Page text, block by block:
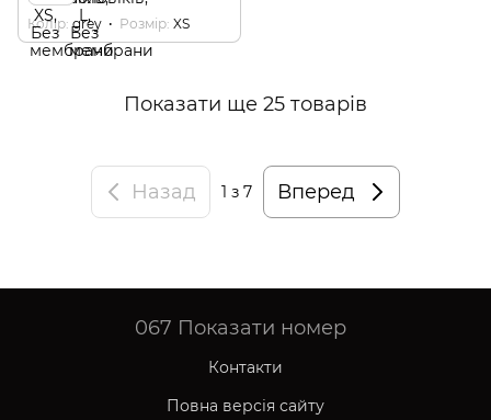
Колір grey Розмір XS
Показати ще 25 товарів
Назад 1 з 7 Вперед
067 Показати номер
Контакти
Повна версія сайту